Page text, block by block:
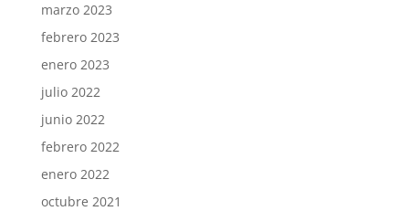
marzo 2023
febrero 2023
enero 2023
julio 2022
junio 2022
febrero 2022
enero 2022
octubre 2021